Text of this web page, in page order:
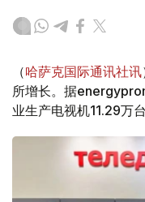
（哈萨克国际通讯社讯
所增长。据
业生产电视机11.29万